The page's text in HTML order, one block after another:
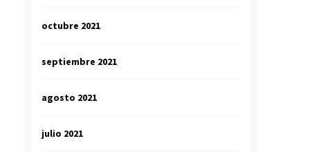
octubre 2021
septiembre 2021
agosto 2021
julio 2021